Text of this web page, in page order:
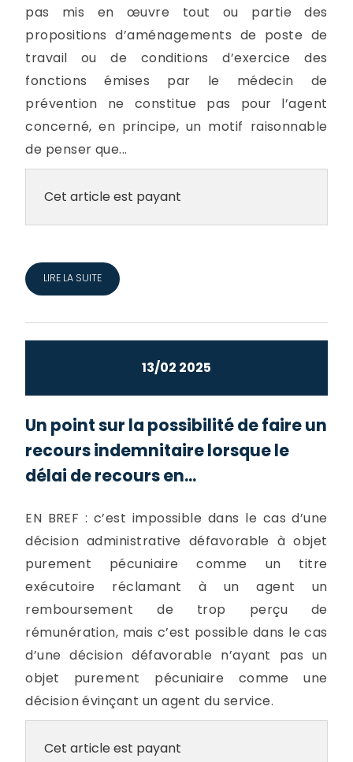
pas mis en œuvre tout ou partie des
propositions d’aménagements de poste de
travail ou de conditions d’exercice des
fonctions émises par le médecin de
prévention ne constitue pas pour l’agent
concerné, en principe, un motif raisonnable
de penser que...
Cet article est payant
LIRE LA SUITE
13/02 2025
Un point sur la possibilité de faire un
recours indemnitaire lorsque le
délai de recours en...
EN BREF : c’est impossible dans le cas d’une
décision administrative défavorable à objet
purement pécuniaire comme un titre
exécutoire réclamant à un agent un
remboursement de trop perçu de
rémunération, mais c’est possible dans le cas
d’une décision défavorable n’ayant pas un
objet purement pécuniaire comme une
décision évinçant un agent du service.
Cet article est payant